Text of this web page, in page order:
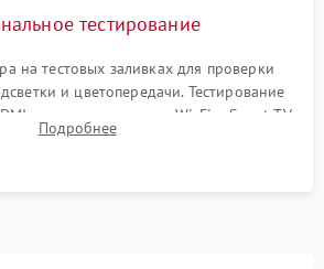
тестирование
на тестовых заливках для проверки
и цветопередачи. Тестирование
динамиков, модуля Wi-Fi и Smart TV
в течение нескольких часов.
Подробнее